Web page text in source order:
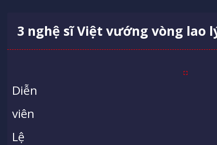
3 nghệ sĩ Việt vướng vòng lao
Diễn
viên
Lệ